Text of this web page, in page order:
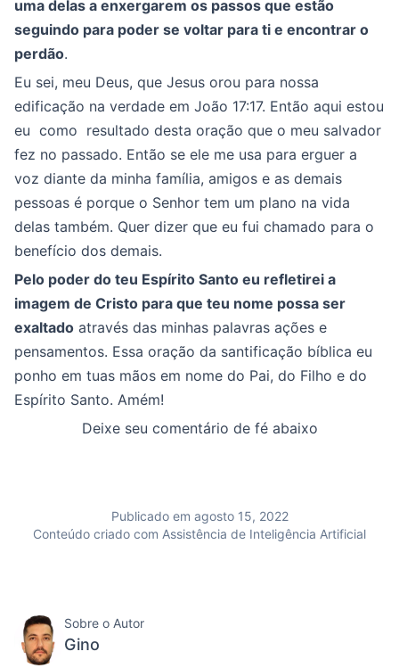
uma delas a enxergarem os passos que estão
seguindo para poder se voltar para ti e encontrar o
perdão.
Eu sei, meu Deus, que Jesus orou para nossa
edificação na verdade em João 17:17. Então aqui estou
eu como resultado desta oração que o meu salvador
fez no passado. Então se ele me usa para erguer a
voz diante da minha família, amigos e as demais
pessoas é porque o Senhor tem um plano na vida
delas também. Quer dizer que eu fui chamado para o
benefício dos demais.
Pelo poder do teu Espírito Santo eu refletirei a
imagem de Cristo para que teu nome possa ser
exaltado através das minhas palavras ações e
pensamentos. Essa oração da santificação bíblica eu
ponho em tuas mãos em nome do Pai, do Filho e do
Espírito Santo. Amém!
Deixe seu comentário de fé abaixo
Publicado em agosto 15, 2022
Conteúdo criado com Assistência de Inteligência Artificial
Sobre o Autor
Gino